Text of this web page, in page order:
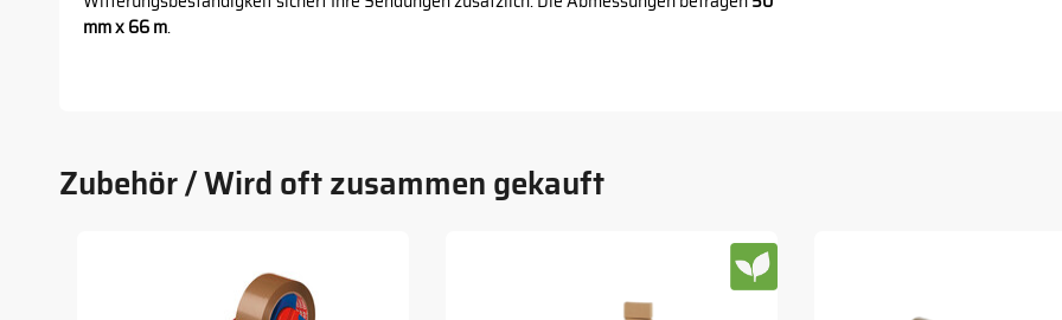
mm x 66 m.
Zubehör / Wird oft zusammen gekauft